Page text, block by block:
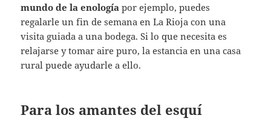
mundo de la enología por ejemplo, puedes
regalarle un fin de semana en La Rioja con una
visita guiada a una bodega. Si lo que necesita es
relajarse y tomar aire puro, la estancia en una casa
rural puede ayudarle a ello.
Para los amantes del esquí